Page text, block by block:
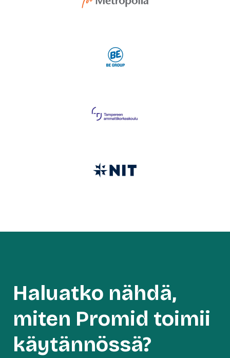
Haluatko nähdä,
miten Promid toimii
käytännössä?